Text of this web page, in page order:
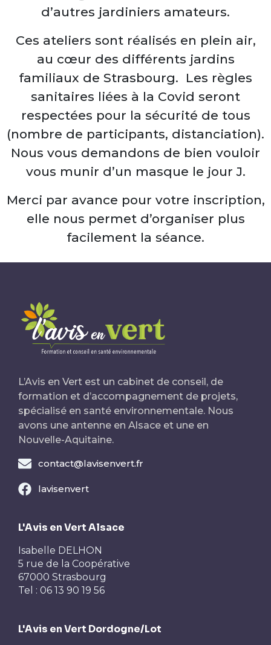
d’autres jardiniers amateurs.
Ces ateliers sont réalisés en plein air,
au cœur des différents jardins
familiaux de Strasbourg. Les règles
sanitaires liées à la Covid seront
respectées pour la sécurité de tous
(nombre de participants, distanciation).
Nous vous demandons de bien vouloir
vous munir d’un masque le jour J.
Merci par avance pour votre inscription,
elle nous permet d’organiser plus
facilement la séance.
L’Avis en Vert est un cabinet de conseil, de
formation et d’accompagnement de projets,
spécialisé en santé environnementale. Nous
avons une antenne en Alsace et une en
Nouvelle-Aquitaine.
contact@lavisenvert.fr
lavisenvert
L'Avis en Vert Alsace
Isabelle DELHON
5 rue de la Coopérative
67000 Strasbourg
Tel : 06 13 90 19 56
L'Avis en Vert Dordogne/Lot